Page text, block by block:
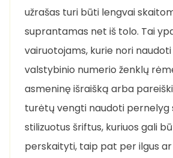
užrašas turi būti lengvai
suprantamas net iš tolo. Tai
vairuotojams, kurie nori naudoti
valstybinio numerio ženklų
asmeninę išraišką arba
turėtų vengti naudoti pernelyg
stilizuotus šriftus, kuriuos gali
perskaityti, taip pat per ilgus